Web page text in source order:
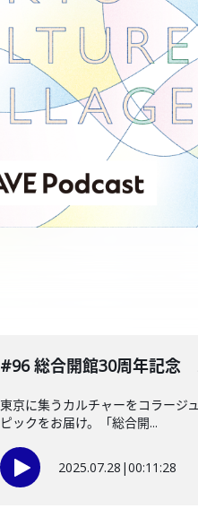
#96 総合開館30周年記念
東京に集うカルチャーをコラージ
ピックをお届け。「総合開...
2025.07.28 |00:11:28